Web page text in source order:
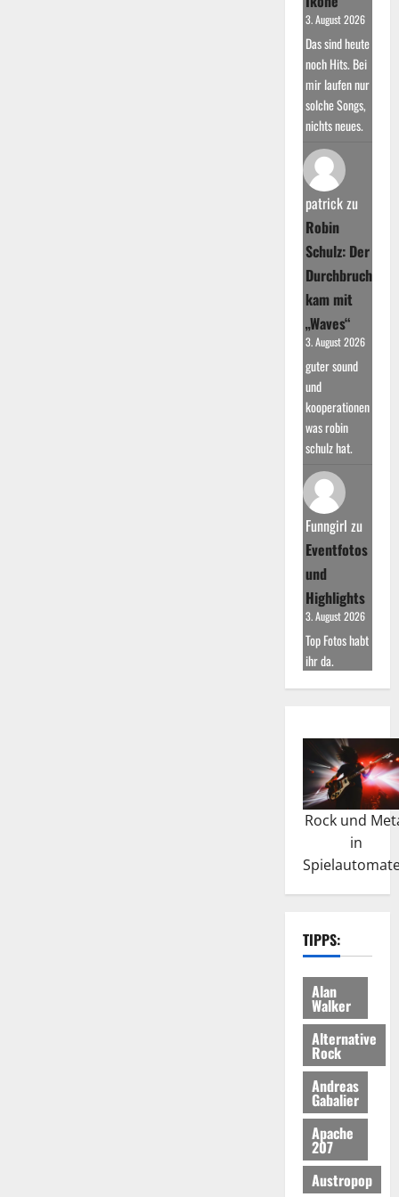
3. August 2026
Das sind heute
noch Hits. Bei
mir laufen nur
solche Songs,
nichts neues.
patrickzu
Robin
Schulz: Der
Durchbruch
kam mit
„Waves“
3. August 2026
guter sound
und
kooperationen
was robin
schulz hat.
Funngirl zu
Eventfotos
und
Highlights
3. August 2026
Top Fotos habt
ihr da.
Rock und
in
TIPPS:
Alan
Walker
Alternative
Rock
Andreas
Gabalier
Apache
207
Austropop